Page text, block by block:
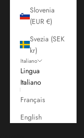
Slovenia
(EUR €)
Svezia (SEK
kr)
Italiano
Lingua
Italiano
Français
English